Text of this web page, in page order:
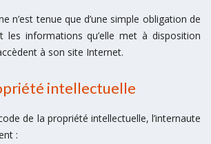
n’est tenue que d’une simple obligation de
les informations qu’elle met à disposition
à son site Internet.
intellectuelle
de la propriété intellectuelle, l’internaute
: